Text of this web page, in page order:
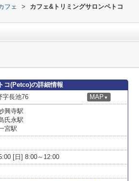
フェ >
カフェ&トリミングサロンペトコ
コ(Petco)の詳細情報
字長池76 MAP ▼
興寺駅
氏永駅
宮駅
[日] 8:00～12:00